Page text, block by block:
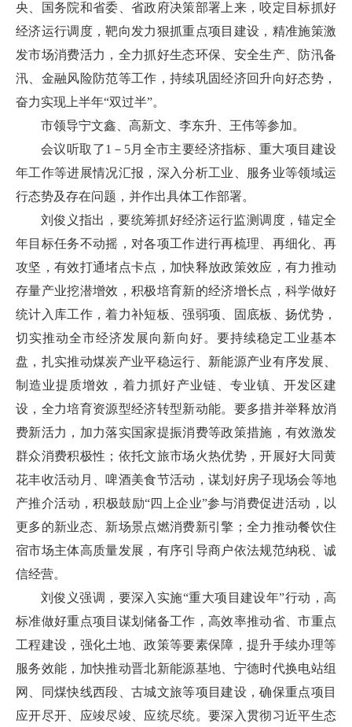
央、国务院和省委、省政府决策部署上来，咬定目标抓好
经济运行调度，靶向发力狠抓重点项目建设，精准施策激
发市场消费活力，全力抓好生态环保、安全生产、防汛备
汛、金融风险防范等工作，持续巩固经济回升向好态势，
奋力实现上半年“双过半”。
市领导宁文鑫、高新文、李东升、王伟等参加。
会议听取了1－5月全市主要经济指标、重大项目建设
年工作等进展情况汇报，深入分析工业、服务业等领域运
行态势及存在问题，并作出具体工作部署。
刘俊义指出，要统筹抓好经济运行监测调度，锚定全
年目标任务不动摇，对各项工作进行再梳理、再细化、再
攻坚，有效打通堵点卡点，加快释放政策效应，有力推动
存量产业挖潜增效，积极培育新的经济增长点，科学做好
统计入库工作，着力补短板、强弱项、固底板、扬优势，
切实推动全市经济发展向新向好。要持续稳定工业基本
盘，扎实推动煤炭产业平稳运行、新能源产业有序发展、
制造业提质增效，着力抓好产业链、专业镇、开发区建
设，全力培育资源型经济转型新动能。要多措并举释放消
费新活力，加力落实国家提振消费等政策措施，有效激发
群众消费积极性；依托文旅市场火热优势，开展好大同黄
花丰收活动月、啤酒美食节活动，谋划好房子现场会等地
产推介活动，积极鼓励“四上企业”参与消费促进活动，以
更多的新业态、新场景点燃消费新引擎；全力推动餐饮住
宿市场主体高质量发展，有序引导商户依法规范纳税、诚
信经营。
刘俊义强调，要深入实施“重大项目建设年”行动，高
标准做好重点项目谋划储备工作，高效率推动省、市重点
工程建设，强化土地、政策等要素保障，提升手续办理等
服务效能，加快推动晋北新能源基地、宁德时代换电站组
网、同煤快线西段、古城文旅等项目建设，确保重点项目
应开尽开、应竣尽竣、应统尽统。要深入贯彻习近平生态